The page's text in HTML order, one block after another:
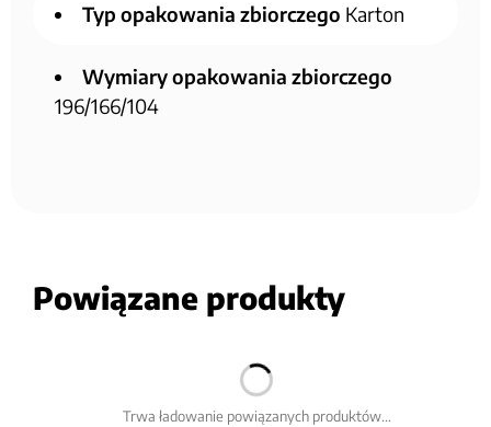
Typ opakowania zbiorczego Karton
Wymiary opakowania zbiorczego
196/166/104
Powiązane produkty
Trwa ładowanie powiązanych produktów...